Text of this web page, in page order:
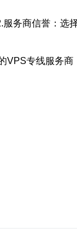
务商信誉：选
VPS专线服务商